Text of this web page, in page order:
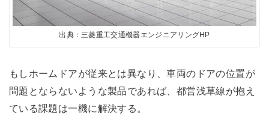
出典：三菱重工交通機器エンジニアリングHP
もしホームドアが従来とは異なり、車両のドアの位置が
問題とならないような製品であれば、都営浅草線が抱え
ている課題は一機に解決する。